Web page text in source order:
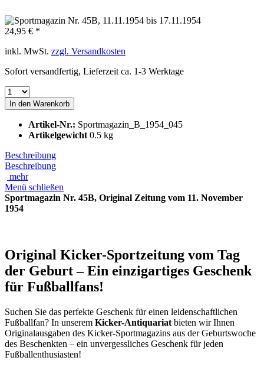
24,95 € *
inkl. MwSt. zzgl. Versandkosten
Sofort versandfertig, Lieferzeit ca. 1-3 Werktage
In den Warenkorb
Artikel-Nr.: Sportmagazin_B_1954_045
Artikelgewicht 0.5 kg
Beschreibung
Beschreibung
mehr
Menü schließen
Sportmagazin Nr. 45B, Original Zeitung vom 11. November
1954
Original Kicker-Sportzeitung vom Tag
der Geburt – Ein einzigartiges Geschenk
für Fußballfans!
Suchen Sie das perfekte Geschenk für einen leidenschaftlichen
Fußballfan? In unserem Kicker-Antiquariat bieten wir Ihnen
Originalausgaben des Kicker-Sportmagazins aus der Geburtswoche
des Beschenkten – ein unvergessliches Geschenk für jeden
Fußballenthusiasten!